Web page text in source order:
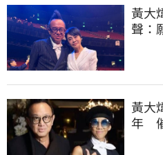
黃大
聲：
黃大
年　